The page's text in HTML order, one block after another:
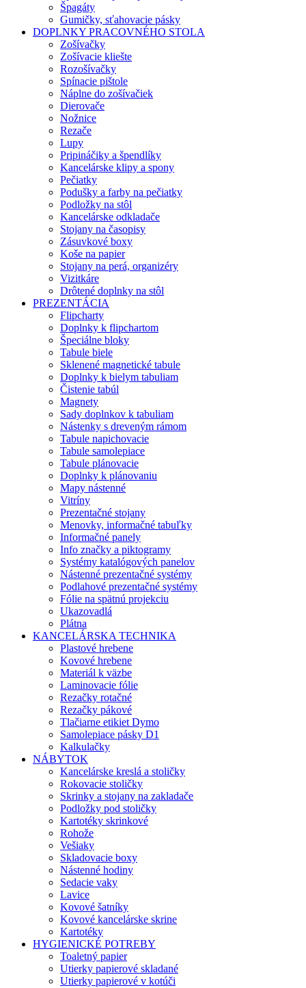
Špagáty
Gumičky, sťahovacie pásky
DOPLNKY PRACOVNÉHO STOLA
Zošívačky
Zošívacie kliešte
Rozošívačky
Spínacie pištole
Náplne do zošívačiek
Dierovače
Nožnice
Rezače
Lupy
Pripináčiky a špendlíky
Kancelárske klipy a spony
Pečiatky
Podušky a farby na pečiatky
Podložky na stôl
Kancelárske odkladače
Stojany na časopisy
Zásuvkové boxy
Koše na papier
Stojany na perá, organizéry
Vizitkáre
Drôtené doplnky na stôl
PREZENTÁCIA
Flipcharty
Doplnky k flipchartom
Špeciálne bloky
Tabule biele
Sklenené magnetické tabule
Doplnky k bielym tabuliam
Čistenie tabúl
Magnety
Sady doplnkov k tabuliam
Nástenky s dreveným rámom
Tabule napichovacie
Tabule samolepiace
Tabule plánovacie
Doplnky k plánovaniu
Mapy nástenné
Vitríny
Prezentačné stojany
Menovky, informačné tabuľky
Informačné panely
Info značky a piktogramy
Systémy katalógových panelov
Nástenné prezentačné systémy
Podlahové prezentačné systémy
Fólie na spätnú projekciu
Ukazovadlá
Plátna
KANCELÁRSKA TECHNIKA
Plastové hrebene
Kovové hrebene
Materiál k väzbe
Laminovacie fólie
Rezačky rotačné
Rezačky pákové
Tlačiarne etikiet Dymo
Samolepiace pásky D1
Kalkulačky
NÁBYTOK
Kancelárske kreslá a stoličky
Rokovacie stoličky
Skrinky a stojany na zakladače
Podložky pod stoličky
Kartotéky skrinkové
Rohože
Vešiaky
Skladovacie boxy
Nástenné hodiny
Sedacie vaky
Lavice
Kovové šatníky
Kovové kancelárske skrine
Kartotéky
HYGIENICKÉ POTREBY
Toaletný papier
Utierky papierové skladané
Utierky papierové v kotúči